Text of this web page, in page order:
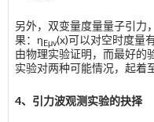
另外，双变量度量量子引力
果：ηEμv(x)可以对空时度量
由物理实验证明，而最好的
实验对两种可能情况，起着
4、引力波观测实验的抉择